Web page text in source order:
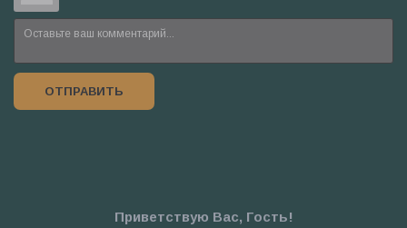
ОТПРАВИТЬ
Приветствую Вас, Гость!